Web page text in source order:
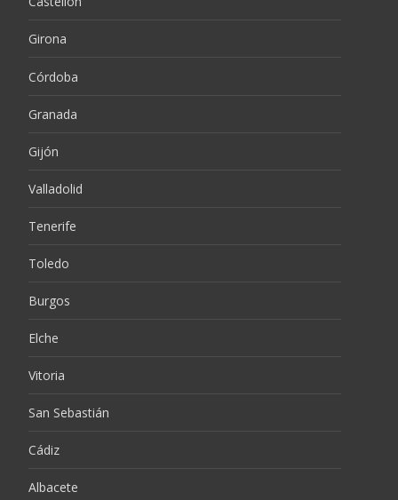
Girona
Córdoba
Granada
Gijón
Valladolid
Tenerife
Toledo
Burgos
Elche
Vitoria
San Sebastián
Cádiz
Albacete